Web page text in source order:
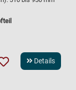
Details